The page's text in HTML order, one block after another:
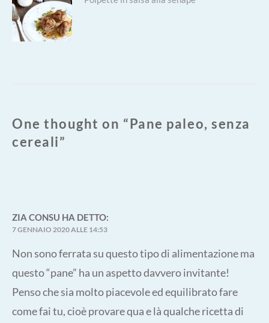
post:
One thought on “Pane paleo, senza
cereali”
ZIA CONSU HA DETTO:
7 GENNAIO 2020 ALLE 14:53
Non sono ferrata su questo tipo di alimentazione ma
questo “pane” ha un aspetto davvero invitante!
Penso che sia molto piacevole ed equilibrato fare
come fai tu, cioè provare qua e là qualche ricetta di